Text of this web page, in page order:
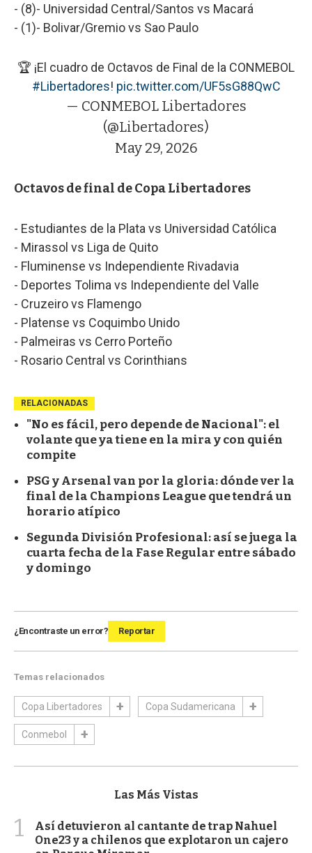
- (8)- Universidad Central/Santos vs Macará
- (1)- Bolivar/Gremio vs Sao Paulo
🏆 ¡El cuadro de Octavos de Final de la CONMEBOL
#Libertadores! pic.twitter.com/UF5sG88QwC
— CONMEBOL Libertadores
(@Libertadores)
May 29, 2026
Octavos de final de Copa Libertadores
- Estudiantes de la Plata vs Universidad Católica
- Mirassol vs Liga de Quito
- Fluminense vs Independiente Rivadavia
- Deportes Tolima vs Independiente del Valle
- Cruzeiro vs Flamengo
- Platense vs Coquimbo Unido
- Palmeiras vs Cerro Porteño
- Rosario Central vs Corinthians
RELACIONADAS
"No es fácil, pero depende de Nacional": el
volante que ya tiene en la mira y con quién
compite
PSG y Arsenal van por la gloria: dónde ver la
final de la Champions League que tendrá un
horario atípico
Segunda División Profesional: así se juega la
cuarta fecha de la Fase Regular entre sábado
y domingo
¿Encontraste un error? Reportar
Temas relacionados
Copa Libertadores Copa Sudamericana
Conmebol
Las Más Vistas
1
Así detuvieron al cantante de trap Nahuel
One23 y a chilenos que explotaron un cajero